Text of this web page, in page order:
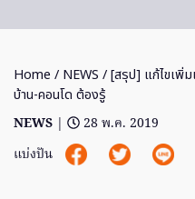
Home / NEWS / [สรุป] แก้ไขเพิ่
บ้าน-คอนโด ต้องรู้
NEWS |
28 พ.ค. 2019
แบ่งปัน